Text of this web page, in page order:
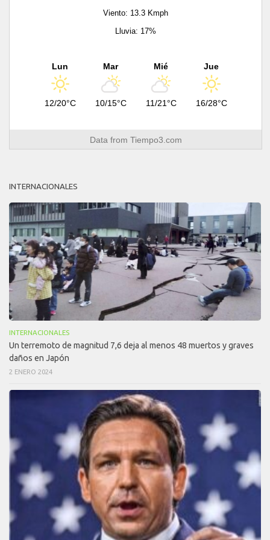
Viento: 13.3 Kmph
Lluvia: 17%
Lun
12/20°C
Mar
10/15°C
Mié
11/21°C
Jue
16/28°C
Data from Tiempo3.com
INTERNACIONALES
INTERNACIONALES
Un terremoto de magnitud 7,6 deja al menos 48 muertos y graves
daños en Japón
2 ENERO 2024